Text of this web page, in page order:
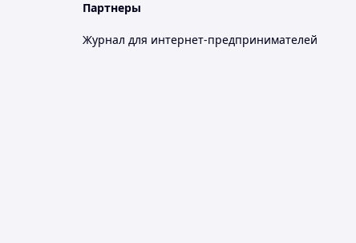
Партнеры
Журнал для интернет-предпринимателей